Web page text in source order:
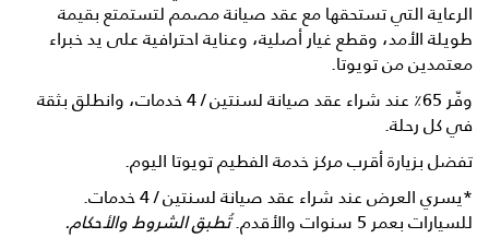
الرعاية التي تستحقها مع عقد صيانة مصمم لتستمتع بقيمة
طويلة الأمد، وقطع غيار أصلية، وعناية احترافية على يد خبراء
معتمدين من تويوتا.
وفّر 65٪ عند شراء عقد صيانة لسنتين / 4 خدمات، وانطلق بثقة
في كل رحلة.
تفضل بزيارة أقرب مركز خدمة الفطيم تويوتا اليوم.
*يسري العرض عند شراء عقد صيانة لسنتين / 4 خدمات.
للسيارات بعمر 5 سنوات والأقدم.
تُطبق الشروط والأحكام.